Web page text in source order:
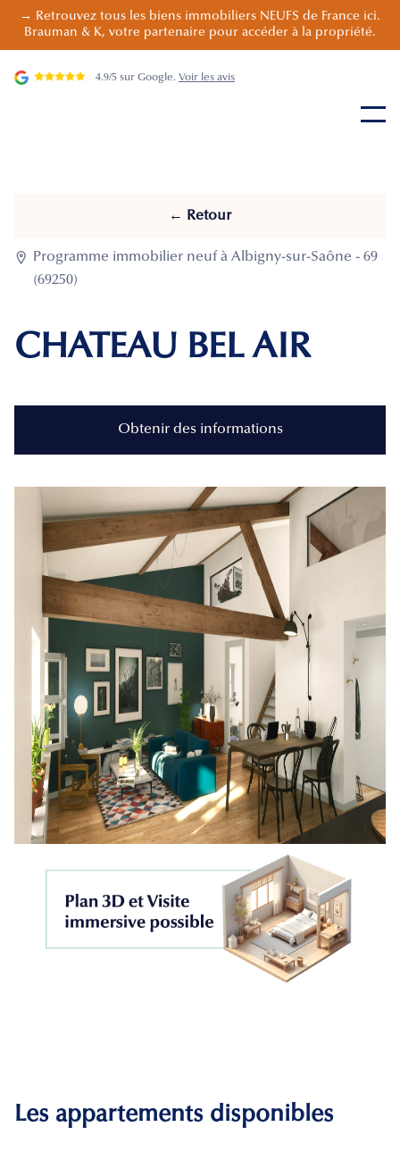
→ Retrouvez tous les biens immobiliers NEUFS de France ici.
Brauman & K, votre partenaire pour accéder à la propriété.
4.9/5 sur Google. Voir les avis
← Retour

Programme immobilier neuf à Albigny-sur-Saône - 69
(69250)
CHATEAU BEL AIR
Obtenir des informations
Les appartements disponibles